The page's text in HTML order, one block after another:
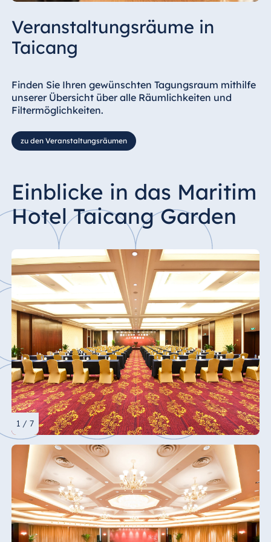
Veranstaltungsräume in
Taicang
Finden Sie Ihren gewünschten Tagungsraum mithilfe
unserer Übersicht über alle Räumlichkeiten und
Filtermöglichkeiten.
zu den Veranstaltungsräumen
Einblicke in das Maritim
Hotel Taicang Garden
1 / 7